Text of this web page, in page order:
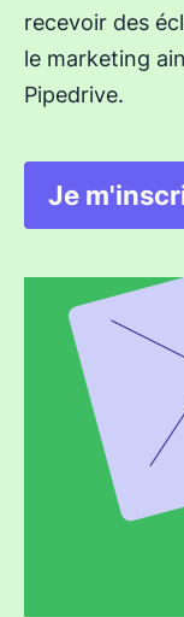
recevoir des
le marketing
Pipedrive.
Je